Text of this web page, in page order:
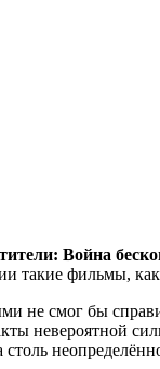
Война
фильмы,
смог бы
невероятной